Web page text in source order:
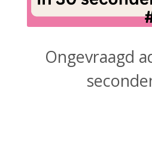
Ongevraagd